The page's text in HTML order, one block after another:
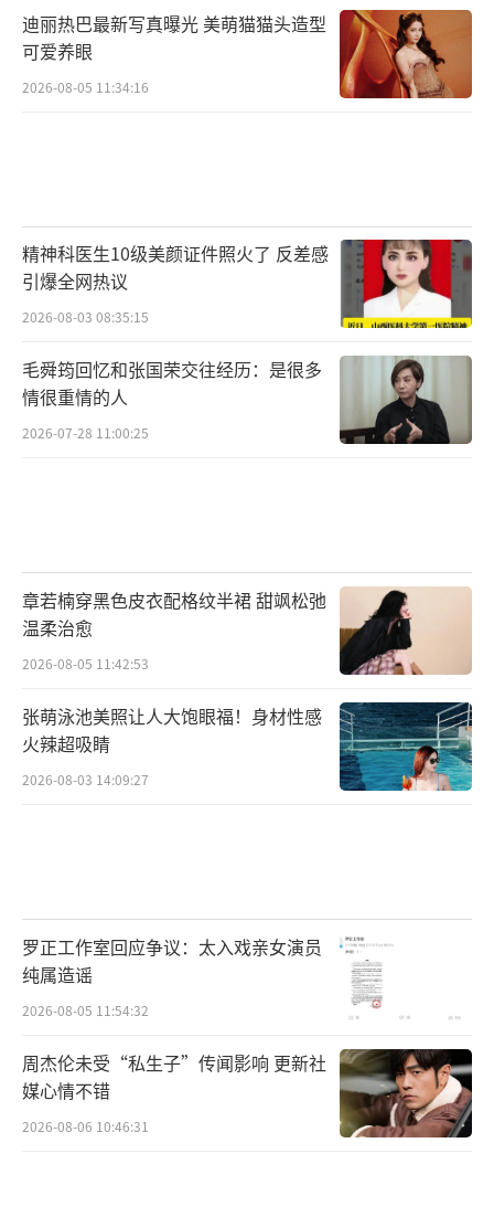
到合县和于十三等人团聚了。他们在合县没多
久，又很快到达了梧国，与萧妍皇后设局，逼
不到，宁远舟说虽然遇到点阻碍，但是敌方不
战而退，所以没太大影响。
好家伙，男女主都能很快到合县，丹阳王
却迟迟不到，这明显不合逻辑，男女主就像是
开了金手指，来去自如，任意穿梭。
还有人设问题，典型的就是李同光，前面
最无语的是，李同光对师父如意有爱慕有
依赖，有心动有喜欢，更多的是敬畏，可他后
面居然给女主下药，逼她成亲，这说得通吗？
女主任如意的人设，同样一言难尽，前期
清醒独立，又美又飒，专注搞事业，遇到男主
毛病，关键是台词非要加一句，“远舟，你不
在了，这个世界对我来说，就太寂寞了”。
实话实说，明明女主的死是为了国家大
义，很有格局，编剧弄上这一段台词，给人感
觉是把殉国改成了殉情，只能说格局小了。
迪丽热巴最新写真曝光 美萌猫猫头造型
可爱养眼
2026-08-05 11:34:16
精神科医生10级美颜证件照火了 反差感
引爆全网热议
2026-08-03 08:35:15
毛舜筠回忆和张国荣交往经历：是很多
情很重情的人
2026-07-28 11:00:25
章若楠穿黑色皮衣配格纹半裙 甜飒松弛
温柔治愈
2026-08-05 11:42:53
张萌泳池美照让人大饱眼福！身材性感
火辣超吸睛
2026-08-03 14:09:27
罗正工作室回应争议：太入戏亲女演员
纯属造谣
2026-08-05 11:54:32
周杰伦未受“私生子”传闻影响 更新社
媒心情不错
2026-08-06 10:46:31